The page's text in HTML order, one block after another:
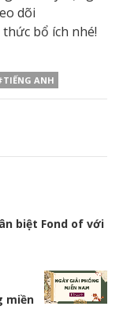
dõi
bổ ích nhé!
ANH
biệt Fond of với
miền